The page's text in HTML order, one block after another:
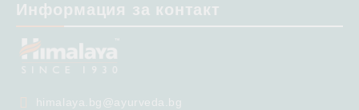
Информация за контакт
himalaya.bg@ayurveda.bg